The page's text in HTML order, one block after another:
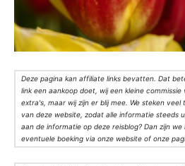
Deze pagina kan affiliate links bevatten. Dat
link een aankoop doet, wij een kleine
extra's, maar wij zijn er blij mee. We steken
van deze website, zodat alle informatie steeds
aan de informatie op deze reisblog? Dan zijn
eventuele boeking via onze website of onze